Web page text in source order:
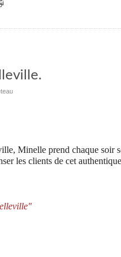
Minelle prend chaque soir
les clients de cet